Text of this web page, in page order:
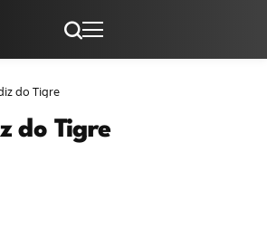
do Tigre
do Tigre